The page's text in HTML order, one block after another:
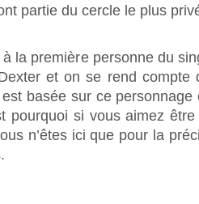
partie du cercle le plus
la première personne du
et on se rend compte
est basée sur ce
pourquoi si vous aimez
n’êtes ici que pour la